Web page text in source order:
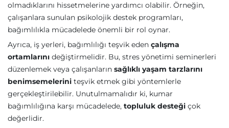
olmadıklarını hissetmelerine yardımcı olabilir. Örneğin,
çalışanlara sunulan psikolojik destek programları,
bağımlılıkla mücadelede önemli bir rol oynar.
Ayrıca, iş yerleri, bağımlılığı teşvik eden çalışma
ortamlarını değiştirmelidir. Bu, stres yönetimi seminerleri
düzenlemek veya çalışanların sağlıklı yaşam tarzlarını
benimsemelerini teşvik etmek gibi yöntemlerle
gerçekleştirilebilir. Unutulmamalıdır ki, kumar
bağımlılığına karşı mücadelede, topluluk desteği çok
değerlidir.